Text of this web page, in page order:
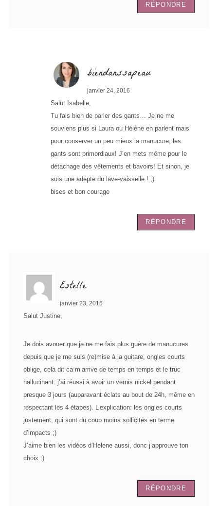
RÉPONDRE
biendanssapeau
janvier 24, 2016
Salut Isabelle,
Tu fais bien de parler des gants… Je ne me
souviens plus si Laura ou Hélène en parlent mais
pour conserver un peu mieux la manucure, les
gants sont primordiaux! J’en mets même pour le
détachage des vêtements et bavoirs! Et sinon, je
suis une adepte du lave-vaisselle ! ;)
bises et bon courage
RÉPONDRE
Estelle
janvier 23, 2016
Salut Justine,
Je dois avouer que je ne me fais plus guère de manucures
depuis que je me suis (re)mise à la guitare, ongles courts
oblige, cela dit ca m’arrive de temps en temps et le truc
hallucinant: j’ai réussi à avoir un vernis nickel pendant
presque 3 jours (auparavant éclats au bout de 24h, même en
respectant les 4 étapes). L’explication: les ongles courts
justement, qui sont du coup moins sollicités en terme
d’impacts ;)
J’aime bien les vidéos d’Helene aussi, donc j’approuve ton
choix :)
RÉPONDRE